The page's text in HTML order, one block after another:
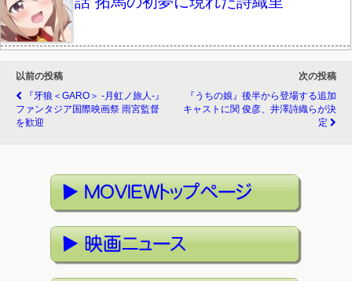
以前の投稿
『牙狼＜GARO＞ -月虹ノ旅人-』
ファンタジア国際映画祭 雨宮監督
を歓迎
次の投稿
『うちの娘』後半から登場する追加
キャストに関 俊彦、井澤詩織らが決
定